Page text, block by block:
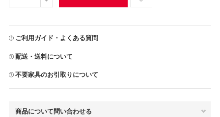
ご利用ガイド・よくある質問
配送・送料について
不要家具のお引取りについて
商品について問い合わせる